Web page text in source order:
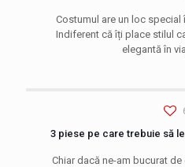
Costumul are un loc special
Indiferent că îți place stilul
elegantă în
3 piese pe care trebuie să
Chiar dacă ne-am bucurat